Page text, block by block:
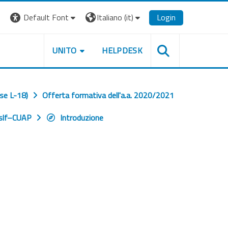
Default Font
Italiano ‎(it)‎ Login
UNITO HELPDESK
L-18)
Offerta formativa dell'a.a. 2020/2021
Introduzione